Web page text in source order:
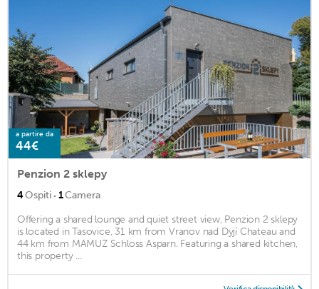
a partire da
44€
Penzion 2 sklepy
4Ospiti · 1Camera
Offering a shared lounge and quiet street view, Penzion 2 sklepy
is located in Tasovice, 31 km from Vranov nad Dyjí Chateau and
44 km from MAMUZ Schloss Asparn. Featuring a shared kitchen,
this property ...